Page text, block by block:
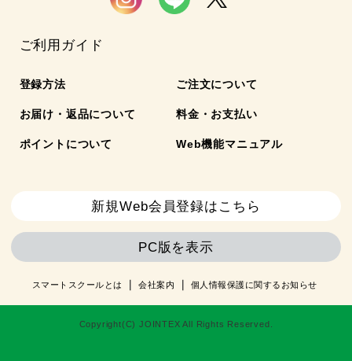
ご利用ガイド
登録方法 ご注文について
お届け・返品について 料金・お支払い
ポイントについて Web機能マニュアル
新規Web会員登録はこちら
PC版を表示
スマートスクールとは 会社案内 個人情報保護に関するお知らせ
Copyright(C) JOINTEX All Rights Reserved.